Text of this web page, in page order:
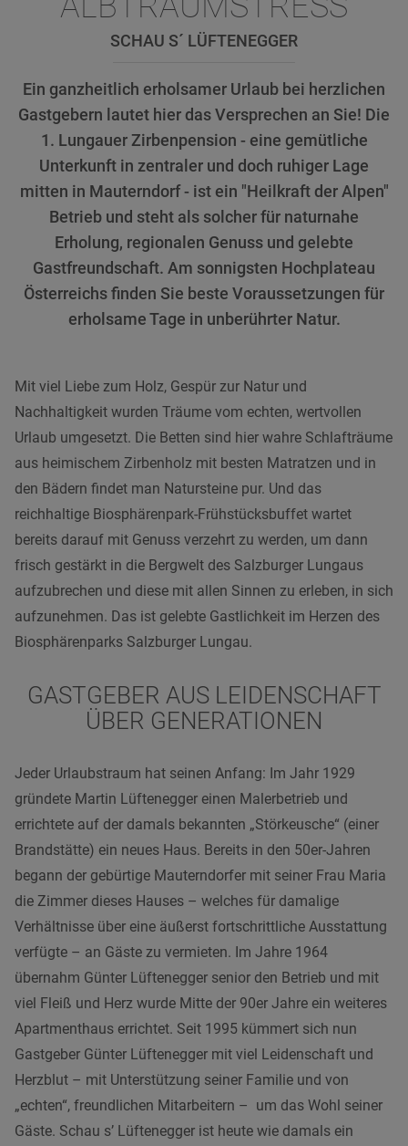
SCHAU S´ LÜFTENEGGER
Ein ganzheitlich erholsamer Urlaub bei herzlichen
Gastgebern lautet hier das Versprechen an Sie! Die
1. Lungauer Zirbenpension - eine gemütliche
Unterkunft in zentraler und doch ruhiger Lage
mitten in Mauterndorf - ist ein "Heilkraft der Alpen"
Betrieb und steht als solcher für naturnahe
Erholung, regionalen Genuss und gelebte
Gastfreundschaft. Am sonnigsten Hochplateau
Österreichs finden Sie beste Voraussetzungen für
erholsame Tage in unberührter Natur.
Mit viel Liebe zum Holz, Gespür zur Natur und
Nachhaltigkeit wurden Träume vom echten, wertvollen
Urlaub umgesetzt. Die Betten sind hier wahre Schlafträume
aus heimischem Zirbenholz mit besten Matratzen und in
den Bädern findet man Natursteine pur. Und das
reichhaltige Biosphärenpark-Frühstücksbuffet wartet
bereits darauf mit Genuss verzehrt zu werden, um dann
frisch gestärkt in die Bergwelt des Salzburger Lungaus
aufzubrechen und diese mit allen Sinnen zu erleben, in sich
aufzunehmen. Das ist gelebte Gastlichkeit im Herzen des
Biosphärenparks Salzburger Lungau.
GASTGEBER AUS LEIDENSCHAFT
ÜBER GENERATIONEN
Jeder Urlaubstraum hat seinen Anfang: Im Jahr 1929
gründete Martin Lüftenegger einen Malerbetrieb und
errichtete auf der damals bekannten „Störkeusche“ (einer
Brandstätte) ein neues Haus. Bereits in den 50er-Jahren
begann der gebürtige Mauterndorfer mit seiner Frau Maria
die Zimmer dieses Hauses – welches für damalige
Verhältnisse über eine äußerst fortschrittliche Ausstattung
verfügte – an Gäste zu vermieten. Im Jahre 1964
übernahm Günter Lüftenegger senior den Betrieb und mit
viel Fleiß und Herz wurde Mitte der 90er Jahre ein weiteres
Apartmenthaus errichtet. Seit 1995 kümmert sich nun
Gastgeber Günter Lüftenegger mit viel Leidenschaft und
Herzblut – mit Unterstützung seiner Familie und von
„echten“, freundlichen Mitarbeitern – um das Wohl seiner
Gäste. Schau s’ Lüftenegger ist heute wie damals ein